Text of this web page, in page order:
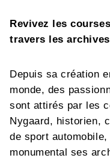
Revivez les
travers les
Depuis sa création
monde, des
sont attirés par les
Nygaard, historien,
de sport
monumental ses